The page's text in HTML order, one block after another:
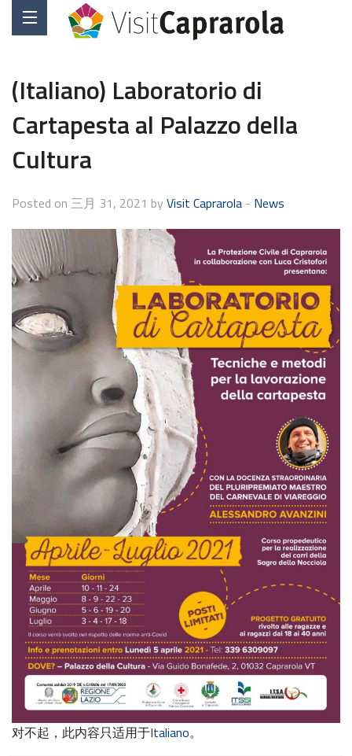
(Italiano) Laboratorio di
Cartapesta al Palazzo della
Cultura
Posted on 三月 31, 2021 by Visit Caprarola - News
对不起，此内容只适用于Italiano。